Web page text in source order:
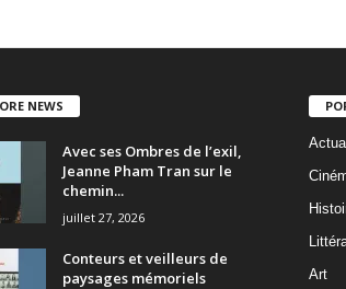
NEWS
Avec ses Ombres de l’exil,
Jeanne Pham Tran sur le
chemin...
juillet 27, 2026
Conteurs et veilleurs de
paysages mémoriels
Art